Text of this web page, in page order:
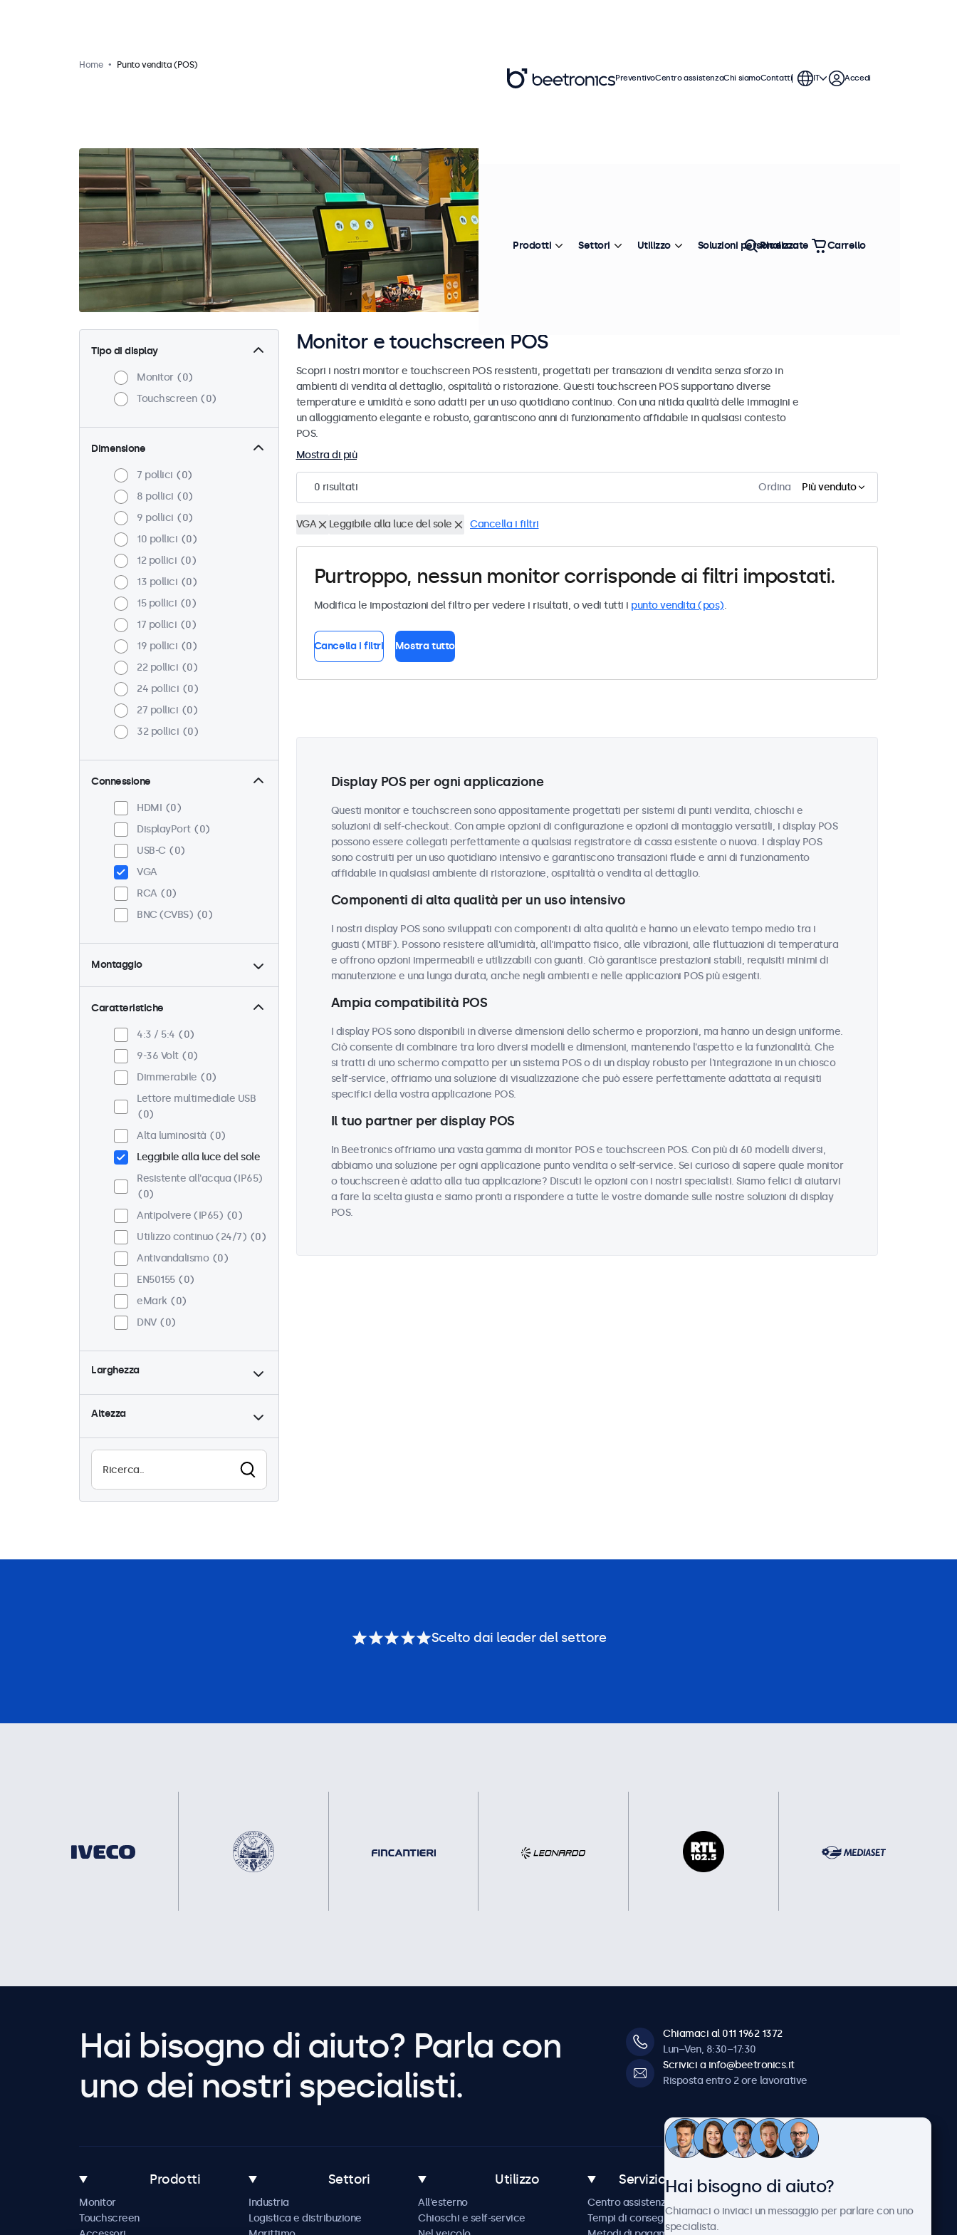
Home Punto vendita (POS)
Tipo di display
Monitor
0
Touchscreen
0
Dimensione
7 pollici
0
8 pollici
0
9 pollici
0
10 pollici
0
12 pollici
0
13 pollici
0
15 pollici
0
17 pollici
0
19 pollici
0
22 pollici
0
24 pollici
0
27 pollici
0
32 pollici
0
Connessione
HDMI
0
DisplayPort
0
USB-C
0
VGA
RCA
0
BNC (CVBS)
0
Montaggio
Scrivania
0
Parete
Pannello
0
Incasso
0
Montaggio rack (19 Pollici)
VESA 75 x 75
VESA 100 x 100
0
Caratteristiche
4:3 / 5:4
0
9-36 Volt
0
Dimmerabile
0
Lettore multimediale USB
0
Alta luminosità
0
Leggibile alla luce del sole
Resistente all'acqua (IP65)
0
Antipolvere (IP65)
0
Utilizzo continuo (24/7)
0
Antivandalismo
0
EN50155
0
eMark
0
DNV
0
Larghezza
Altezza
Monitor e touchscreen POS
Scopri i nostri monitor e touchscreen POS resistenti, progettati per transazioni di vendita senza sforzo in
ambienti di vendita al dettaglio, ospitalità o ristorazione. Questi touchscreen POS supportano diverse
temperature e umidità e sono adatti per un uso quotidiano continuo. Con una nitida qualità delle immagini e
un alloggiamento elegante e robusto, garantiscono anni di funzionamento affidabile in qualsiasi contesto
POS.
Mostra di più
0 risultati Ordina Più venduto
VGA Leggibile alla luce del sole Cancella i filtri
Purtroppo, nessun monitor corrisponde ai filtri impostati.
Modifica le impostazioni del filtro per vedere i risultati, o vedi tutti i punto vendita (pos).
Cancella i filtri Mostra tutto
Display POS per ogni applicazione
Questi monitor e touchscreen sono appositamente progettati per sistemi di punti vendita, chioschi e
soluzioni di self-checkout. Con ampie opzioni di configurazione e opzioni di montaggio versatili, i display POS
possono essere collegati perfettamente a qualsiasi registratore di cassa esistente o nuova. I display POS
sono costruiti per un uso quotidiano intensivo e garantiscono transazioni fluide e anni di funzionamento
affidabile in qualsiasi ambiente di ristorazione, ospitalità o vendita al dettaglio.
Componenti di alta qualità per un uso intensivo
I nostri display POS sono sviluppati con componenti di alta qualità e hanno un elevato tempo medio tra i
guasti (MTBF). Possono resistere all'umidità, all'impatto fisico, alle vibrazioni, alle fluttuazioni di temperatura
e offrono opzioni impermeabili e utilizzabili con guanti. Ciò garantisce prestazioni stabili, requisiti minimi di
manutenzione e una lunga durata, anche negli ambienti e nelle applicazioni POS più esigenti.
Ampia compatibilità POS
I display POS sono disponibili in diverse dimensioni dello schermo e proporzioni, ma hanno un design uniforme.
Ciò consente di combinare tra loro diversi modelli e dimensioni, mantenendo l'aspetto e la funzionalità. Che
si tratti di uno schermo compatto per un sistema POS o di un display robusto per l'integrazione in un chiosco
self-service, offriamo una soluzione di visualizzazione che può essere perfettamente adattata ai requisiti
specifici della vostra applicazione POS.
Il tuo partner per display POS
In Beetronics offriamo una vasta gamma di monitor POS e touchscreen POS. Con più di 60 modelli diversi,
abbiamo una soluzione per ogni applicazione punto vendita o self-service. Sei curioso di sapere quale monitor
o touchscreen è adatto alla tua applicazione? Discuti le opzioni con i nostri specialisti. Siamo felici di aiutarvi
a fare la scelta giusta e siamo pronti a rispondere a tutte le vostre domande sulle nostre soluzioni di display
POS.
PreventivoCentro assistenzaChi siamoContatti IT Accedi
Prodotti Settori Utilizzo Soluzioni personalizzate
Ricerca Carrello
Scelto dai leader del settore
Hai bisogno di aiuto? Parla con
uno dei nostri specialisti.
Chiamaci al 011 1962 1372
Lun–Ven, 8:30–17:30
Scrivici a info@beetronics.it
Risposta entro 2 ore lavorative
Prodotti
Monitor
Touchscreen
Settori
Industria
Logistica e distribuzione
Utilizzo
All'esterno
Chioschi e self-service
Servizio Clienti
Centro assistenza
Tempi di consegna
Chi siamo
Notizie e aggiornamenti
Hai bisogno di aiuto?
Chiamaci o inviaci un messaggio per parlare con uno
specialista.